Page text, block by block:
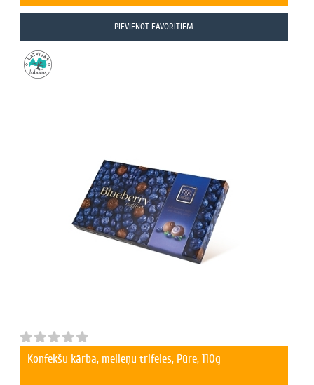
PIEVIENOT FAVORĪTIEM
Konfekšu kārba, melleņu trifeles, Pūre, 110g